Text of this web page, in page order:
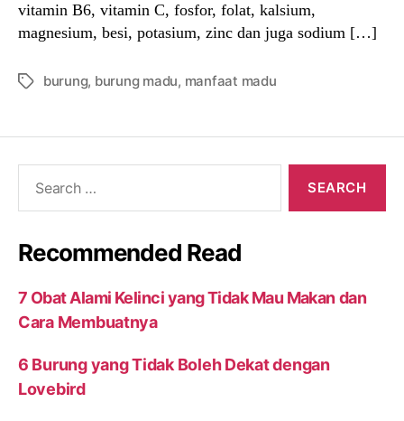
vitamin B6, vitamin C, fosfor, folat, kalsium,
magnesium, besi, potasium, zinc dan juga sodium […]
Tagsburung, burung madu, manfaat madu
Recommended Read
7 Obat Alami Kelinci yang Tidak Mau Makan dan
Cara Membuatnya
6 Burung yang Tidak Boleh Dekat dengan
Lovebird